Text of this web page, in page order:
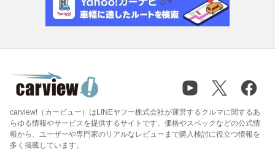
carview!（カービュー）はLINEヤフー株式会社が運営するクルマに関するあ
らゆる情報やサービスを提供するサイトです。価格やスペックなどの公式情
報から、ユーザーや専門家のリアルなレビューまで購入検討に役立つ情報を
多く掲載しています。